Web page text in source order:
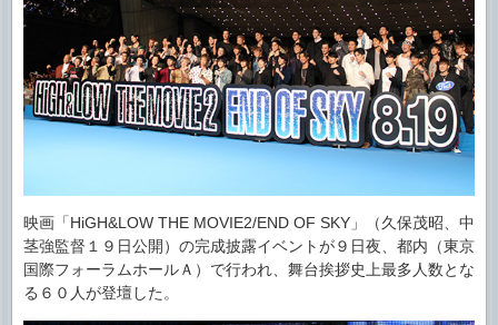
映画「HiGH&LOW THE MOVIE2/END OF SKY」（久保茂昭、中
茎強監督１９日公開）の完成披露イベントが９日夜、都内（東京
国際フォーラムホールＡ）で行われ、舞台挨拶史上最多人数とな
る６０人が登壇した。